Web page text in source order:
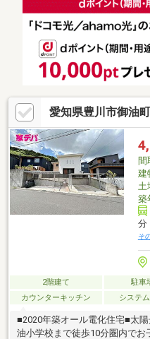
愛知県豊川市御油
間
建
土
築
分
そ
2階建て 駐車
カウンターキッチン
システ
■2020年築オール電化住宅■太
油小学校まで徒歩10分圏内でお